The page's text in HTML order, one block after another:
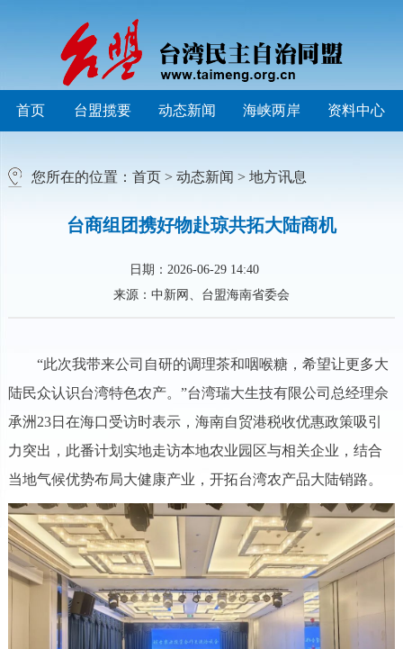
首页 台盟揽要 动态新闻 海峡两岸 资料中心
您所在的位置： 首页> 动态新闻 > 地方讯息
台商组团携好物赴琼共拓大陆商机
日期：2026-06-29 14:40
来源：中新网、台盟海南省委会
“此次我带来公司自研的调理茶和咽喉糖，希望让更多大
陆民众认识台湾特色农产。”台湾瑞大生技有限公司总经理佘
承洲23日在海口受访时表示，海南自贸港税收优惠政策吸引
力突出，此番计划实地走访本地农业园区与相关企业，结合
当地气候优势布局大健康产业，开拓台湾农产品大陆销路。